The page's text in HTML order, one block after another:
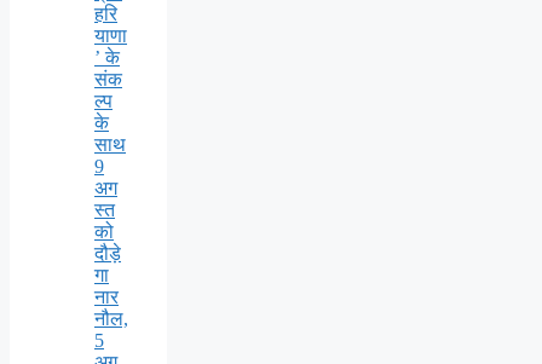
हरि
याणा
’ के
संक
ल्प
के
साथ
9
अग
स्त
को
दौड़े
गा
नार
नौल,
5